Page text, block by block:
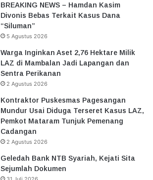
BREAKING NEWS – Hamdan Kasim
Divonis Bebas Terkait Kasus Dana
“Siluman”
5 Agustus 2026
Warga Inginkan Aset 2,76 Hektare Milik
LAZ di Mambalan Jadi Lapangan dan
Sentra Perikanan
2 Agustus 2026
Kontraktor Puskesmas Pagesangan
Mundur Usai Diduga Terseret Kasus LAZ,
Pemkot Mataram Tunjuk Pemenang
Cadangan
2 Agustus 2026
Geledah Bank NTB Syariah, Kejati Sita
Sejumlah Dokumen